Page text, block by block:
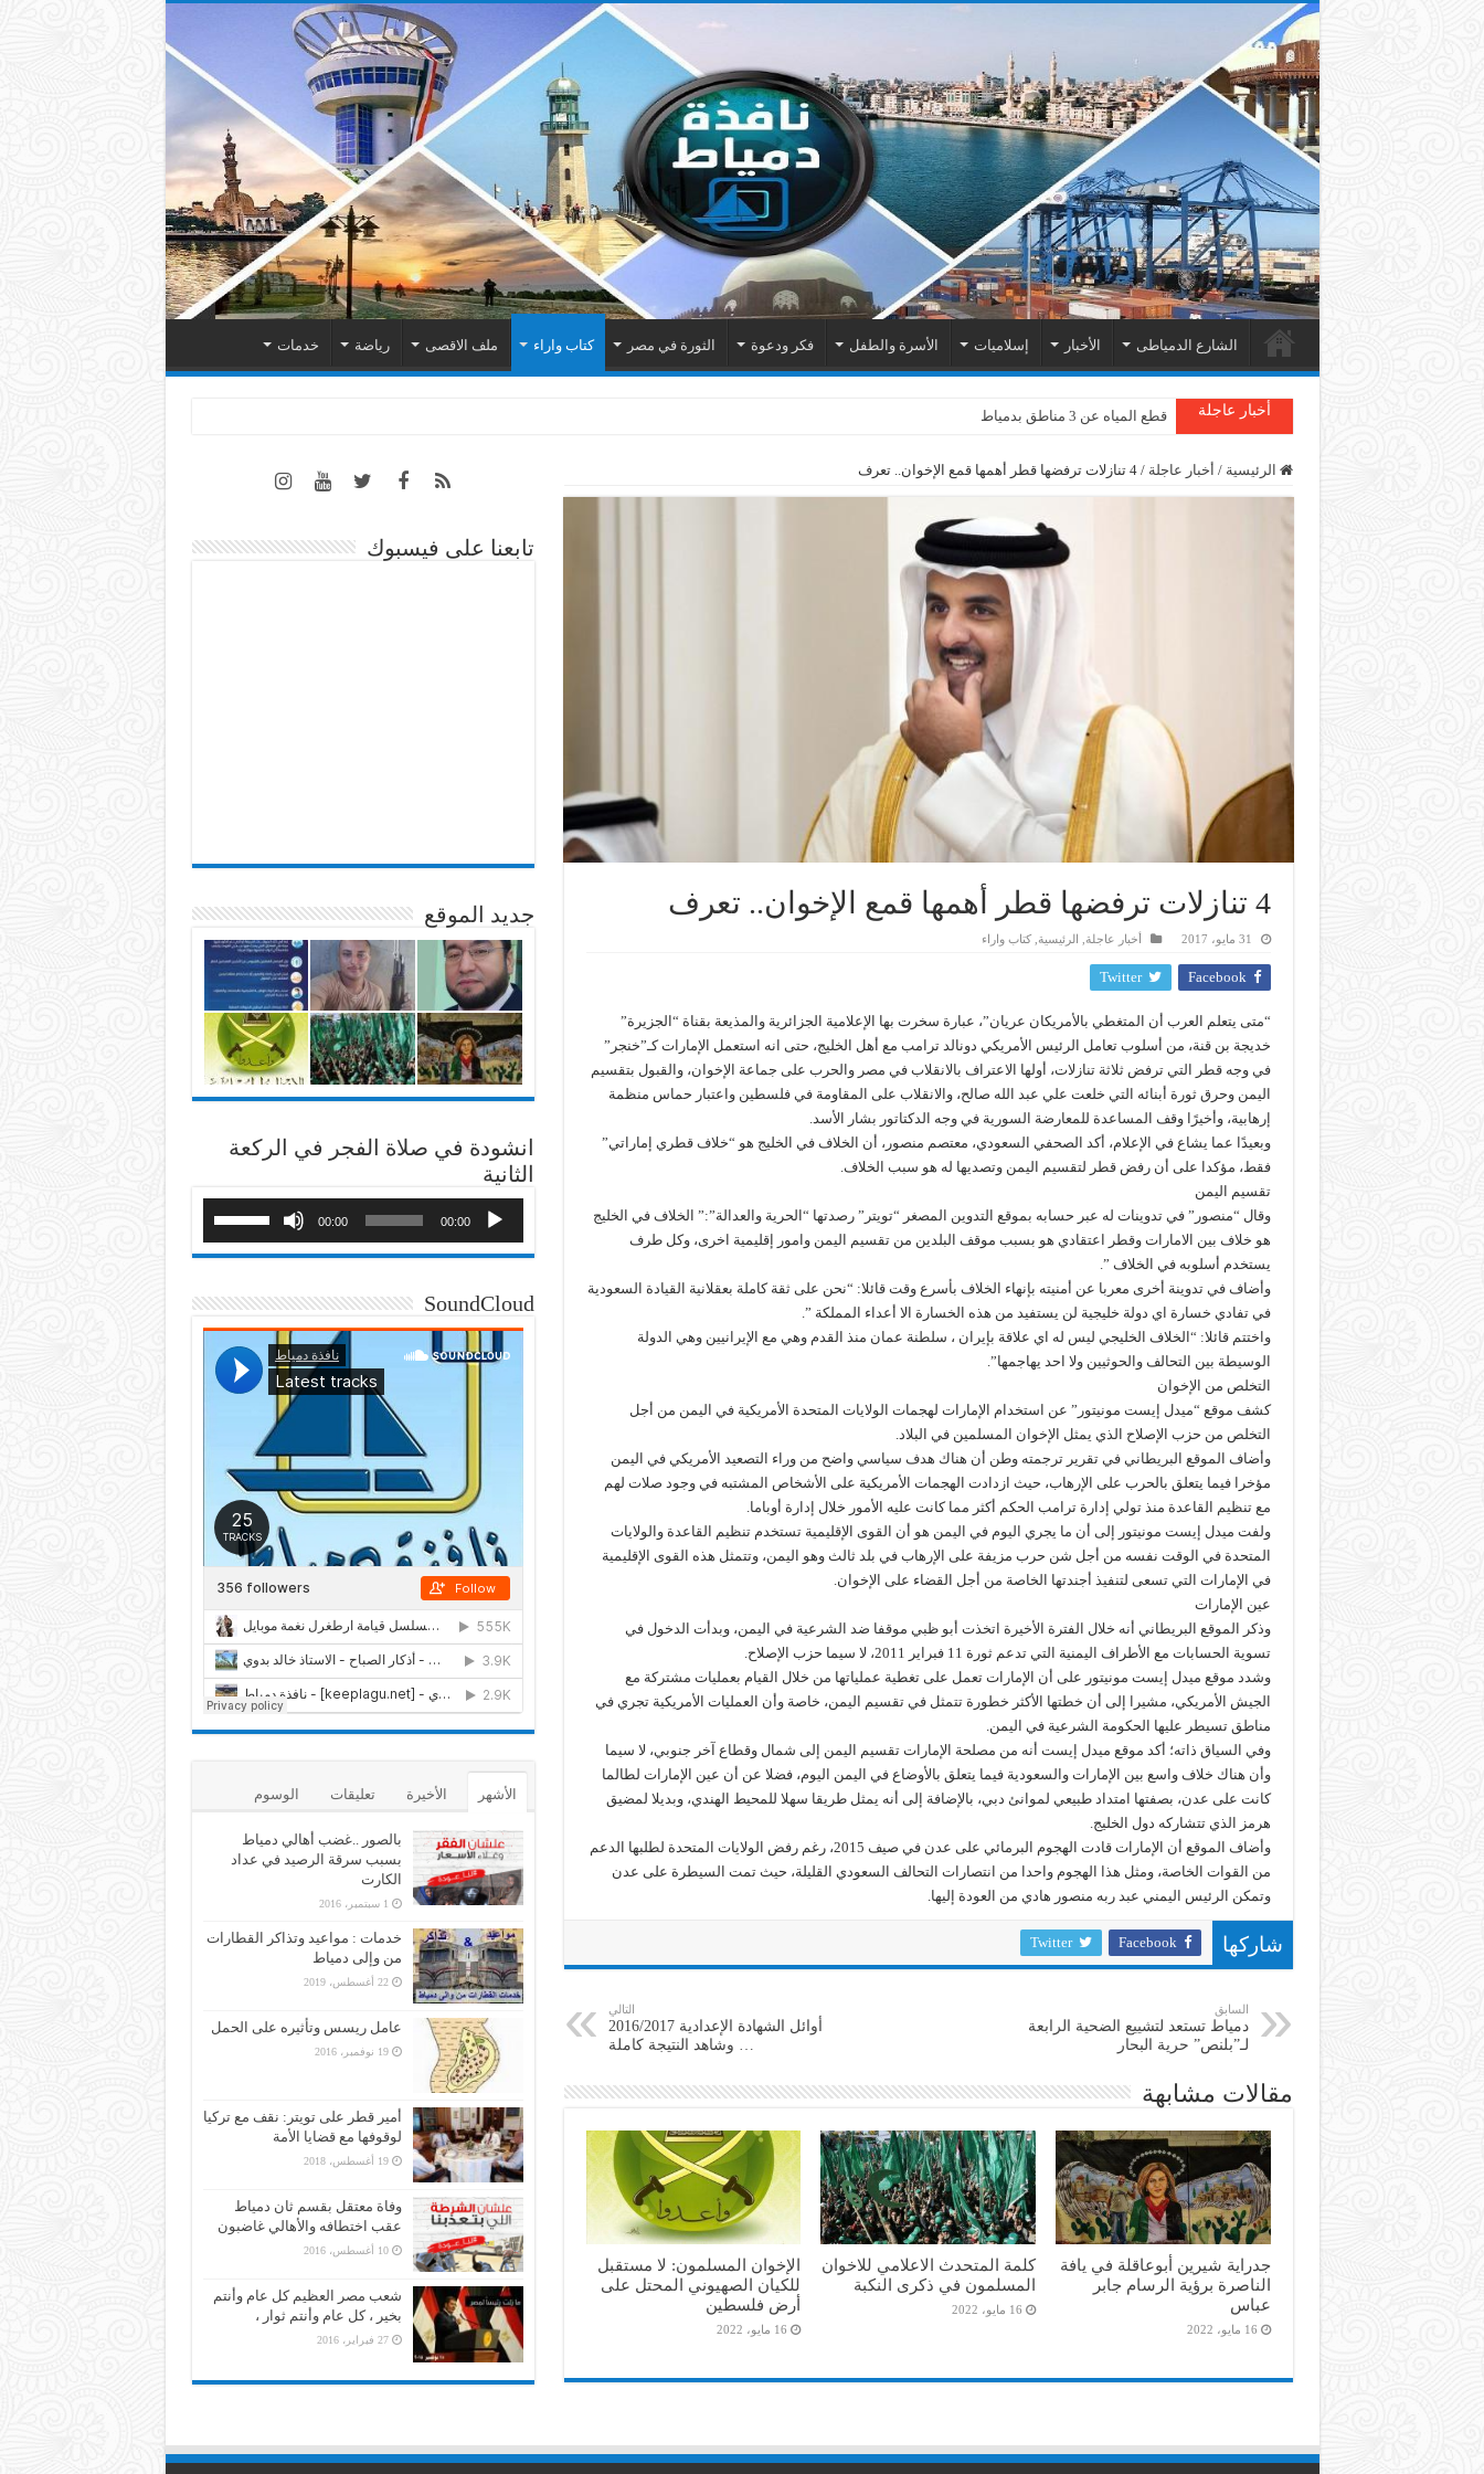
الشارع الدمياطى الأخبار إسلاميات الأسرة والطفل فكر ودعوة الثورة في مصر كتاب واراء ملف الاقصى رياضة خدمات
أخبار عاجلة قطع المياه عن 3 مناطق بدمياط
الرئيسية / أخبار عاجلة / 4 تنازلات ترفضها قطر أهمها قمع الإخوان.. تعرف
4 تنازلات ترفضها قطر أهمها قمع الإخوان.. تعرف
31 مايو، 2017 أخبار عاجلة الرئيسية ,كتاب واراء
Facebook
Twitter
“متى يتعلم العرب أن المتغطي بالأمريكان عريان”، عبارة سخرت بها الإعلامية الجزائرية والمذيعة بقناة “الجزيرة”
خديجة بن قنة، من أسلوب تعامل الرئيس الأمريكي دونالد ترامب مع أهل الخليج، حتى انه استعمل الإمارات كـ”خنجر”
في وجه قطر التي ترفض ثلاثة تنازلات، أولها الاعتراف بالانقلاب في مصر والحرب على جماعة الإخوان، والقبول بتقسيم
اليمن وحرق ثورة أبنائه التي خلعت علي عبد الله صالح، والانقلاب على المقاومة في فلسطين واعتبار حماس منظمة
إرهابية، وأخيرًا وقف المساعدة للمعارضة السورية في وجه الدكتاتور بشار الأسد.
وبعيدًا عما يشاع في الإعلام، أكد الصحفي السعودي، معتصم منصور، أن الخلاف في الخليج هو “خلاف قطري إماراتي”
فقط، مؤكدا على أن رفض قطر لتقسيم اليمن وتصديها له هو سبب الخلاف.
تقسيم اليمن
وقال “منصور” في تدوينات له عبر حسابه بموقع التدوين المصغر “تويتر” رصدتها “الحرية والعدالة”:” الخلاف في الخليج
هو خلاف بين الامارات وقطر اعتقادي هو بسبب موقف البلدين من تقسيم اليمن وامور إقليمية اخرى، وكل طرف
يستخدم أسلوبه في الخلاف ”.
وأضاف في تدوينة أخرى معربا عن أمنيته بإنهاء الخلاف بأسرع وقت قائلا: “نحن على ثقة كاملة بعقلانية القيادة السعودية
في تفادي خسارة اي دولة خليجية لن يستفيد من هذه الخسارة الا أعداء المملكة ”.
واختتم قائلا: “الخلاف الخليجي ليس له اي علاقة بإيران ، سلطنة عمان منذ القدم وهي مع الإيرانيين وهي الدولة
الوسيطة بين التحالف والحوثيين ولا احد يهاجمها”.
التخلص من الإخوان
كشف موقع “ميدل إيست مونيتور” عن استخدام الإمارات لهجمات الولايات المتحدة الأمريكية في اليمن من أجل
التخلص من حزب الإصلاح الذي يمثل الإخوان المسلمين في البلاد.
وأضاف الموقع البريطاني في تقرير ترجمته وطن أن هناك هدف سياسي واضح من وراء التصعيد الأمريكي في اليمن
مؤخرا فيما يتعلق بالحرب على الإرهاب، حيث ازدادت الهجمات الأمريكية على الأشخاص المشتبه في وجود صلات لهم
مع تنظيم القاعدة منذ تولي إدارة ترامب الحكم أكثر مما كانت عليه الأمور خلال إدارة أوباما.
ولفت ميدل إيست مونيتور إلى أن ما يجري اليوم في اليمن هو أن القوى الإقليمية تستخدم تنظيم القاعدة والولايات
المتحدة في الوقت نفسه من أجل شن حرب مزيفة على الإرهاب في بلد ثالث وهو اليمن، وتتمثل هذه القوى الإقليمية
في الإمارات التي تسعى لتنفيذ أجندتها الخاصة من أجل القضاء على الإخوان.
عين الإمارات
وذكر الموقع البريطاني أنه خلال الفترة الأخيرة اتخذت أبو ظبي موقفا ضد الشرعية في اليمن، وبدأت الدخول في
تسوية الحسابات مع الأطراف اليمنية التي تدعم ثورة 11 فبراير 2011، لا سيما حزب الإصلاح.
وشدد موقع ميدل إيست مونيتور على أن الإمارات تعمل على تغطية عملياتها من خلال القيام بعمليات مشتركة مع
الجيش الأمريكي، مشيرا إلى أن خطتها الأكثر خطورة تتمثل في تقسيم اليمن، خاصة وأن العمليات الأمريكية تجري في
مناطق تسيطر عليها الحكومة الشرعية في اليمن.
وفي السياق ذاته؛ أكد موقع ميدل إيست أنه من مصلحة الإمارات تقسيم اليمن إلى شمال وقطاع آخر جنوبي، لا سيما
وأن هناك خلاف واسع بين الإمارات والسعودية فيما يتعلق بالأوضاع في اليمن اليوم، فضلا عن أن عين الإمارات لطالما
كانت على عدن، بصفتها امتداد طبيعي لموانئ دبي، بالإضافة إلى أنه يمثل طريقا سهلا للمحيط الهندي، وبديلا لمضيق
هرمز الذي تتشاركه دول الخليج.
وأضاف الموقع أن الإمارات قادت الهجوم البرمائي على عدن في صيف 2015، رغم رفض الولايات المتحدة لطلبها الدعم
من القوات الخاصة، ومثل هذا الهجوم واحدا من انتصارات التحالف السعودي القليلة، حيث تمت السيطرة على عدن
وتمكن الرئيس اليمني عبد ربه منصور هادي من العودة إليها.
شاركها Facebook
Twitter
السابق
دمياط تستعد لتشييع الضحية الرابعة
لـ”بلنص” حرية البحار
التالي
أوائل الشهادة الإعدادية 2016/2017
… وشاهد النتيجة كاملة
مقالات مشابهة
جدراية شيرين أبوعاقلة في يافة
الناصرة برؤية الرسام جابر
عباس
16 مايو، 2022
كلمة المتحدث الاعلامي للاخوان
المسلمون في ذكرى النكبة
16 مايو، 2022
الإخوان المسلمون: لا مستقبل
للكيان الصهيوني المحتل على
أرض فلسطين
16 مايو، 2022
تابعنا على فيسبوك
جديد الموقع
انشودة في صلاة الفجر في الركعة
الثانية
00:00
00:00
SoundCloud
الأشهر الأخيرة تعليقات الوسوم
بالصور ..غضب أهالي دمياط
بسبب سرقة الرصيد في عداد
الكارت
1 سبتمبر، 2016
خدمات : مواعيد وتذاكر القطارات
من وإلى دمياط
22 أغسطس، 2019
عامل ريسس وتأثيره على الحمل
19 نوفمبر، 2016
أمير قطر على تويتر: نقف مع تركيا
لوقوفها مع قضايا الأمة
19 أغسطس، 2018
وفاة معتقل بقسم ثان دمياط
عقب اختطافه والأهالي غاضبون
10 أغسطس، 2016
شعب مصر العظيم كل عام وأنتم
بخير ، كل عام وأنتم ثوار ،
27 فبراير، 2016